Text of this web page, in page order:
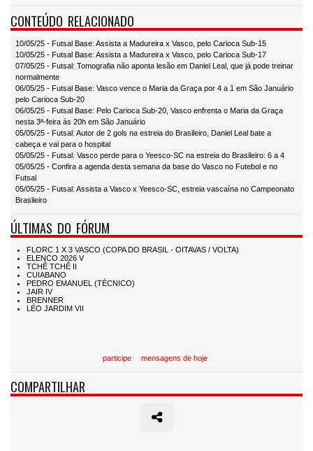
CONTEÚDO RELACIONADO
10/05/25 - Futsal Base: Assista a Madureira x Vasco, pelo Carioca Sub-15
10/05/25 - Futsal Base: Assista a Madureira x Vasco, pelo Carioca Sub-17
07/05/25 - Futsal: Tomografia não aponta lesão em Daniel Leal, que já pode treinar
normalmente
06/05/25 - Futsal Base: Vasco vence o Maria da Graça por 4 a 1 em São Januário
pelo Carioca Sub-20
06/05/25 - Futsal Base: Pelo Carioca Sub-20, Vasco enfrenta o Maria da Graça
nesta 3ª-feira às 20h em São Januário
05/05/25 - Futsal: Autor de 2 gols na estreia do Brasileiro, Daniel Leal bate a
cabeça e vai para o hospital
05/05/25 - Futsal: Vasco perde para o Yeesco-SC na estreia do Brasileiro: 6 a 4
05/05/25 - Confira a agenda desta semana da base do Vasco no Futebol e no
Futsal
05/05/25 - Futsal: Assista a Vasco x Yeesco-SC, estreia vascaína no Campeonato
Brasileiro
ÚLTIMAS DO FÓRUM
participe mensagens de hoje
COMPARTILHAR